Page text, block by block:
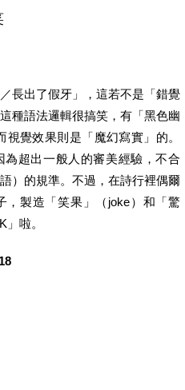
長出了假牙」， 這若不是「錯覺
種語法邏輯很搞笑，有「黑色幽
視覺效果則是「魔幻寫實」的。
超出一般人的審美經驗，不合
）的規準。不過，在詩行裡偶爾
，製造「笑果」（ joke）和「驚
」啦。
18